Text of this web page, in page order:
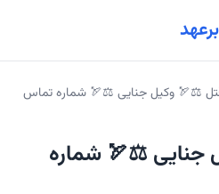
برعهد
⚖️🏹 وکیل جنایی ⚖️🏹 شماره تماس
جنایی ⚖️🏹 شماره